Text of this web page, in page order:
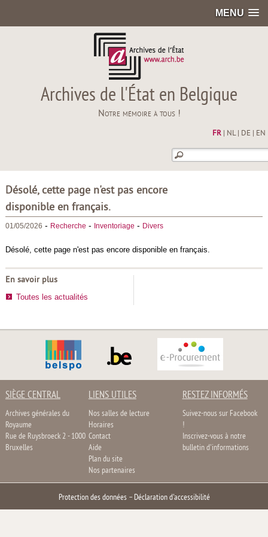
MENU
Archives de l'État en Belgique
Notre mémoire à tous !
FR| NL| DE EN
Désolé, cette page n'est pas encore
disponible en français.
01/05/2026 - Recherche - Inventoriage - Divers
Désolé, cette page n'est pas encore disponible en français.
En savoir plus
Toutes les actualités
SIÈGE CENTRAL
Archives générales du
Royaume
Rue de Ruysbroeck 2 - 1000
Bruxelles
LIENS UTILES
Nos salles de lecture
Horaires
Contact
Aide
Plan du site
Nos partenaires
RESTEZ INFORMÉS
Suivez-nous sur Facebook
!
Inscrivez-vous à notre
bulletin d'informations
Protection des données– Déclaration d'accessibilité